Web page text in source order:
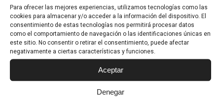
Para ofrecer las mejores experiencias, utilizamos tecnologías como las
cookies para almacenar y/o acceder a la información del dispositivo. El
consentimiento de estas tecnologías nos permitirá procesar datos
como el comportamiento de navegación o las identificaciones únicas en
este sitio. No consentir o retirar el consentimiento, puede afectar
negativamente a ciertas características y funciones.
Aceptar
Denegar
sencilla e intuitiva, permitiendo a todos
los usuarios acceder fácilmente al
contenido.
El menú de navegación es
consistente en todas las páginas del
sitio web.